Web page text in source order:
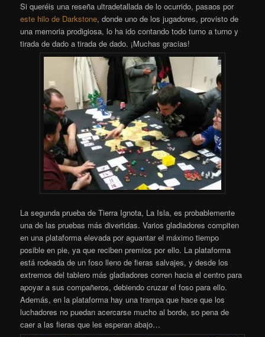
Si queréis una reseña ultradetallada de lo ocurrido, pasaos por
este hilo de Darkstone, donde uno de los jugadores, provisto de
una memoria prodigiosa, lo ha ido contando todo turno a turno y
tirada de dado a tirada de dado. ¡Muchas gracias!
La segunda prueba de Tierra Ignota, La Isla, es probablemente
una de las pruebas más divertidas. Varios gladiadores compiten
en una plataforma elevada por aguantar el máximo tiempo
posible en pie, ya que reciben premios por ello. La plataforma
está rodeada de un foso lleno de fieras salvajes, y desde los
extremos del tablero más gladiadores corren hacia el centro para
apoyar a sus compañeros, debiendo cruzar el foso para ello.
Además, en la plataforma hay una trampa que hace que los
luchadores no puedan acercarse mucho al borde, so pena de
caer a las fieras que les esperan abajo…